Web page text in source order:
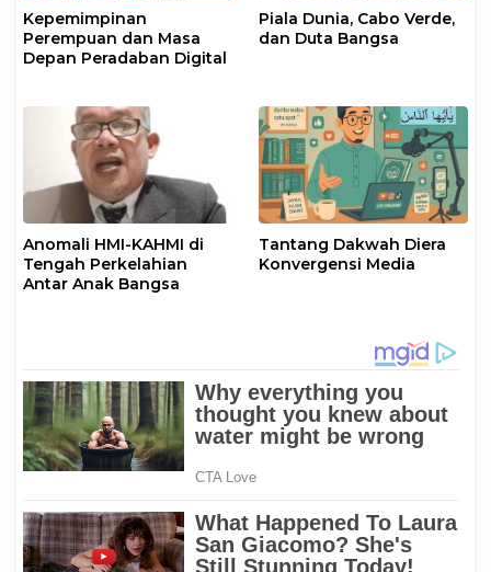
Kepemimpinan
Perempuan dan Masa
Depan Peradaban Digital
Piala Dunia, Cabo Verde,
dan Duta Bangsa
Anomali HMI-KAHMI di
Tengah Perkelahian
Antar Anak Bangsa
Tantang Dakwah Diera
Konvergensi Media